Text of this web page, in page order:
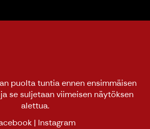
puolta tuntia ennen ensimmäisen
se suljetaan viimeisen näytöksen
alettua.
| Instagram